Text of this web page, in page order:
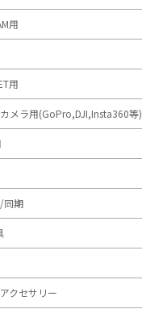
用
用
メラ用(GoPro,DJI,Insta360等)
同期
クセサリー